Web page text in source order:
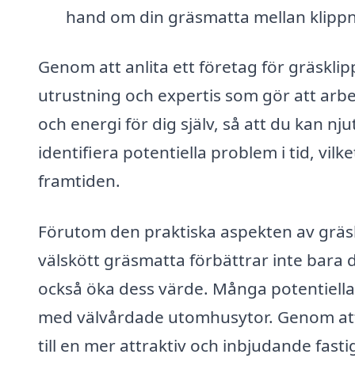
hand om din gräsmatta mellan
Genom att anlita ett företag för
utrustning och expertis som gör att
och energi för dig själv, så att du kan
identifiera potentiella problem i tid,
framtiden.
Förutom den praktiska aspekten av
välskött gräsmatta förbättrar inte bara
också öka dess värde. Många
med välvårdade utomhusytor. Genom
till en mer attraktiv och inbjudande